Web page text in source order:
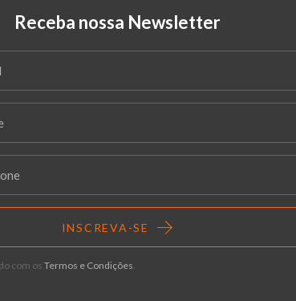
Receba nossa Newsletter
INSCREVA-SE
com osTermos e Condições.